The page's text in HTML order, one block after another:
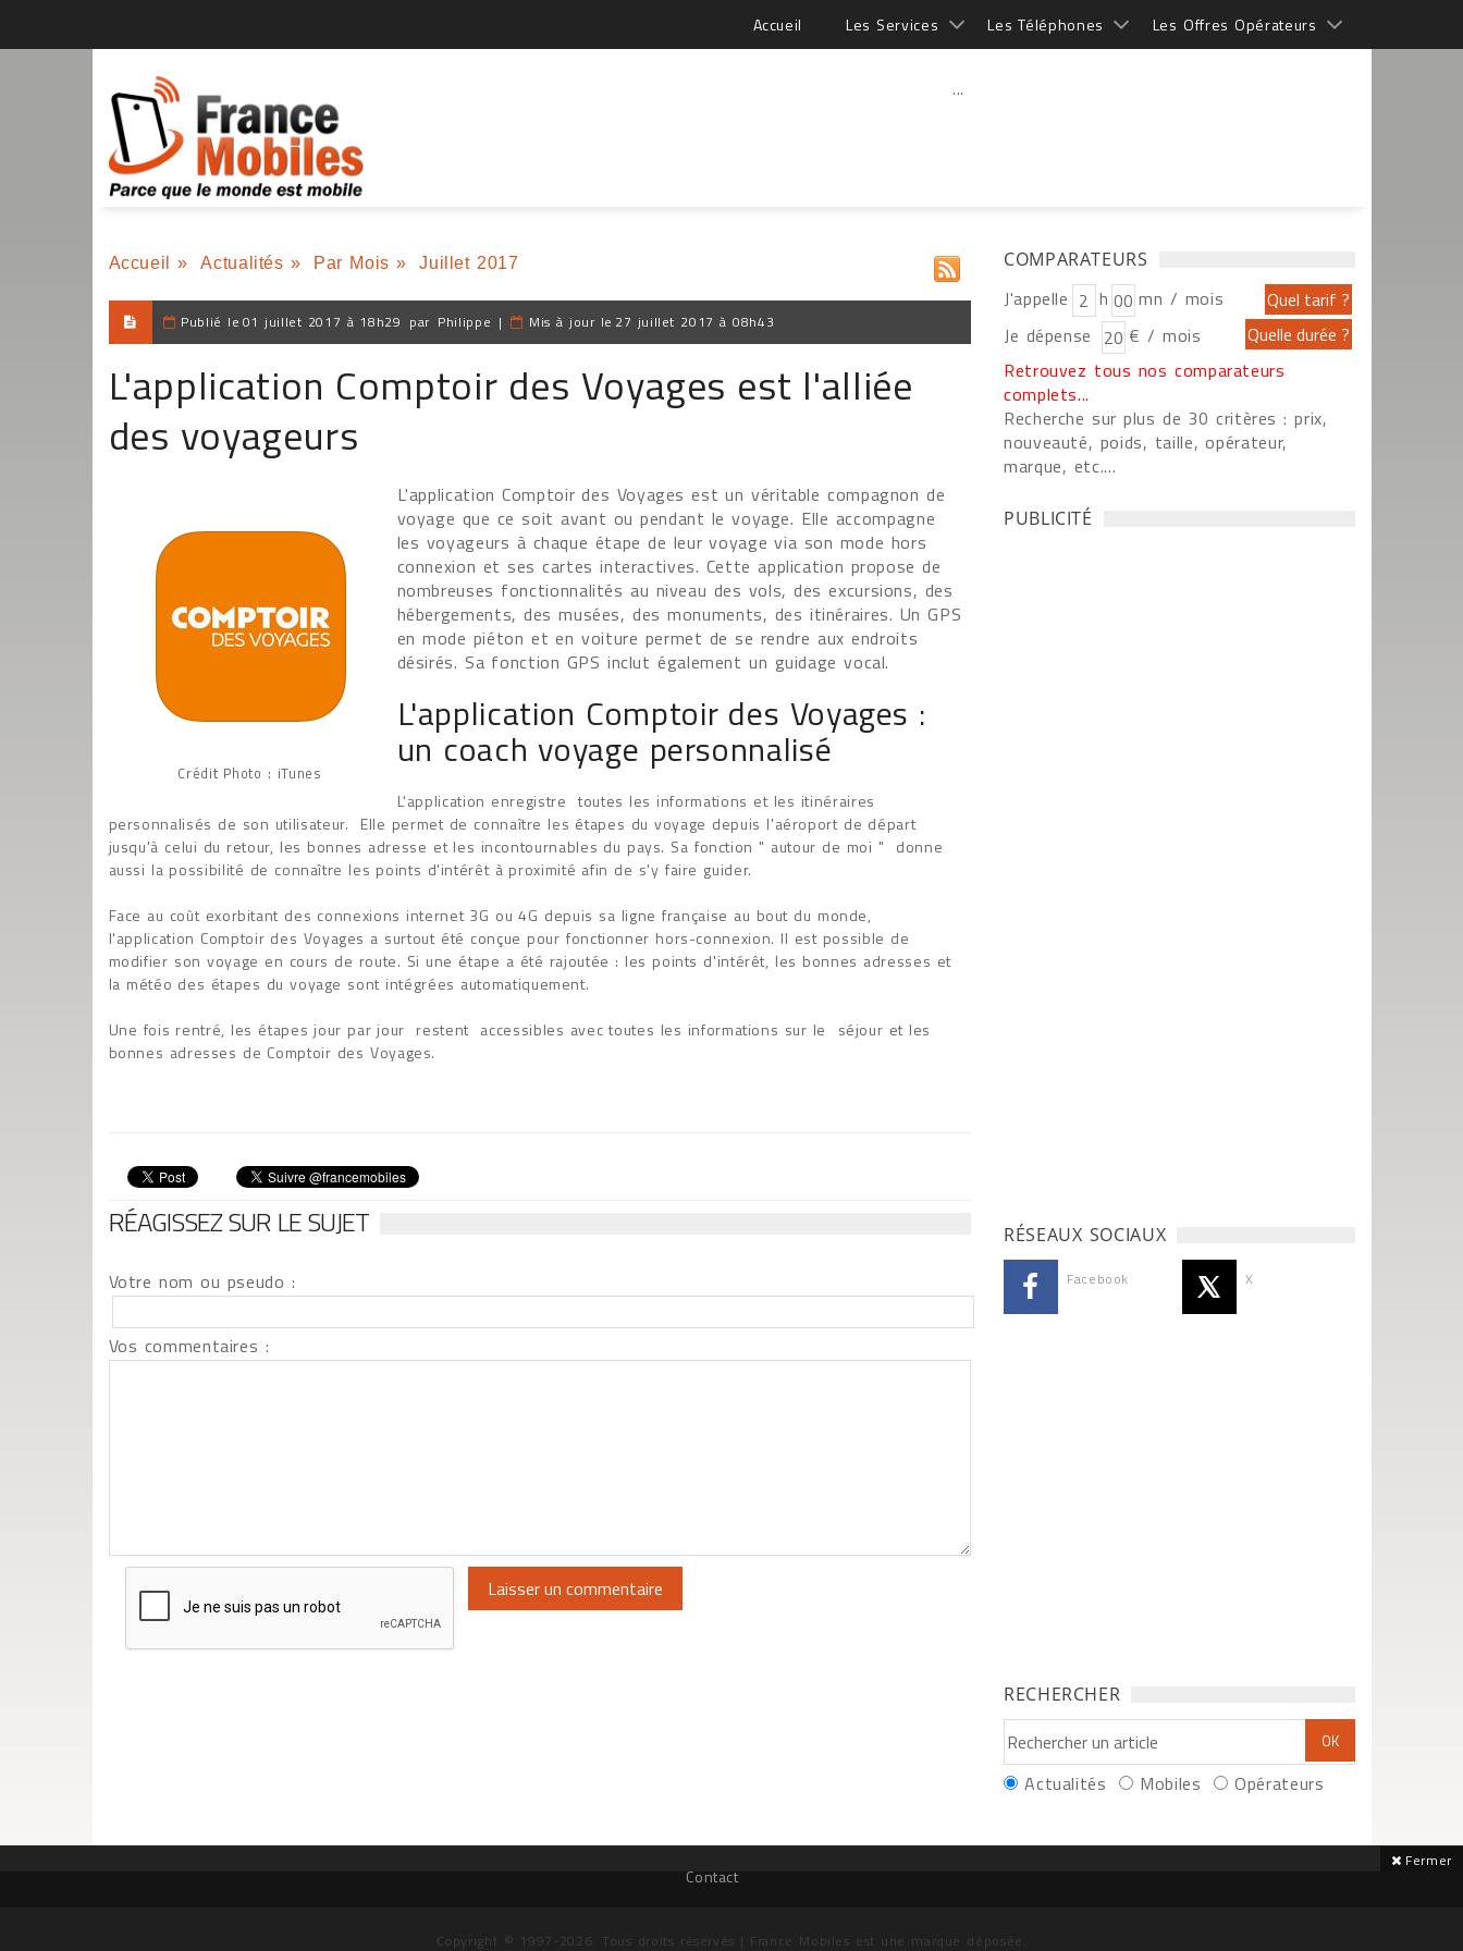
Accueil Les Services Les Téléphones Les Offres Opérateurs
...
Accueil » Actualités » Par Mois » Juillet 2017
Publié le 01 juillet 2017 à 18h29 par Philippe | Mis à jour le 27 juillet 2017 à 08h43
L'application Comptoir des Voyages est l'alliée
des voyageurs
Crédit Photo : iTunes
L'application Comptoir des Voyages est un véritable compagnon de
voyage que ce soit avant ou pendant le voyage. Elle accompagne
les voyageurs à chaque étape de leur voyage via son mode hors
connexion et ses cartes interactives. Cette application propose de
nombreuses fonctionnalités au niveau des vols, des excursions, des
hébergements, des musées, des monuments, des itinéraires. Un GPS
en mode piéton et en voiture permet de se rendre aux endroits
désirés. Sa fonction GPS inclut également un guidage vocal.
L'application Comptoir des Voyages :
un coach voyage personnalisé
L'application enregistre toutes les informations et les itinéraires
personnalisés de son utilisateur. Elle permet de connaître les étapes du voyage depuis l'aéroport de départ
jusqu'à celui du retour, les bonnes adresse et les incontournables du pays. Sa fonction " autour de moi " donne
aussi la possibilité de connaître les points d'intérêt à proximité afin de s'y faire guider.
Face au coût exorbitant des connexions internet 3G ou 4G depuis sa ligne française au bout du monde,
l'application Comptoir des Voyages a surtout été conçue pour fonctionner hors-connexion. Il est possible de
modifier son voyage en cours de route. Si une étape a été rajoutée : les points d'intérêt, les bonnes adresses et
la météo des étapes du voyage sont intégrées automatiquement.
Une fois rentré, les étapes jour par jour restent accessibles avec toutes les informations sur le séjour et les
bonnes adresses de Comptoir des Voyages.
RÉAGISSEZ SUR LE SUJET
Votre nom ou pseudo :
Vos commentaires :
COMPARATEURS
J'appelle h
mn / mois
Je dépense
€ / mois
Retrouvez tous nos comparateurs
complets...
Recherche sur plus de 30 critères : prix,
nouveauté, poids, taille, opérateur,
marque, etc....
PUBLICITÉ
RÉSEAUX SOCIAUX
Facebook X
RECHERCHER
Actualités Mobiles Opérateurs
Contact
Copyright © 1997-2026. Tous droits réservés | France Mobiles est une marque déposée.
Fermer